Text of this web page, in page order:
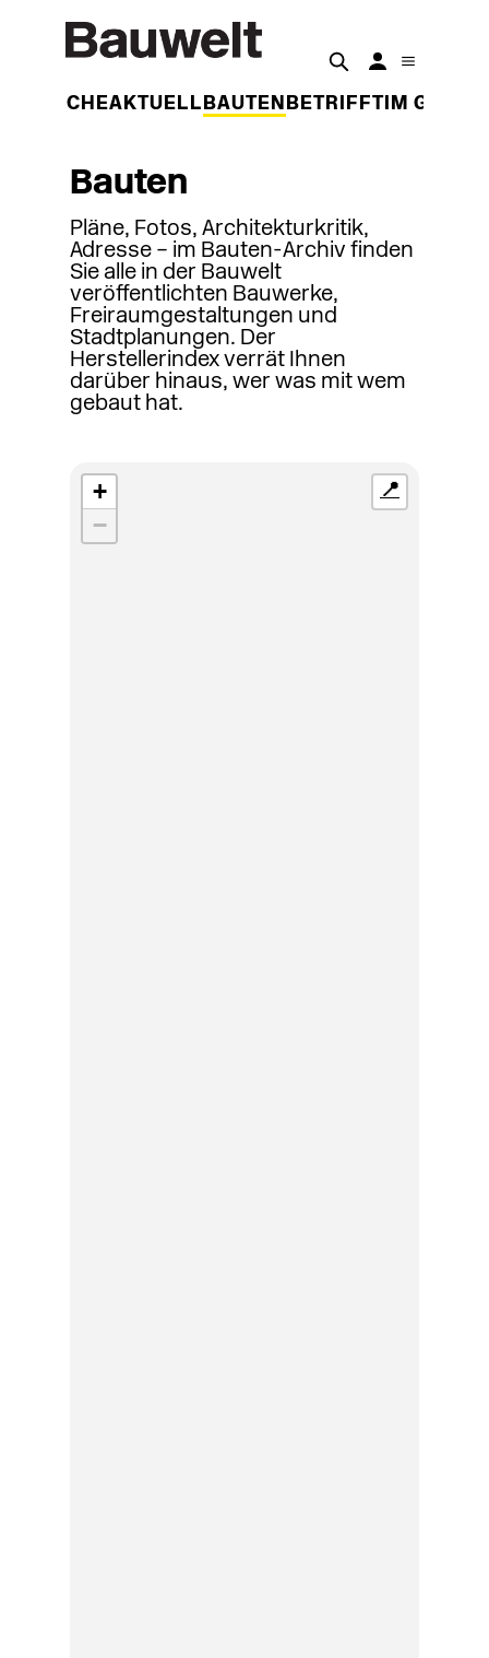
WOCHEAKTUELL BAUTEN BETRIFFT IM
Bauten
Pläne, Fotos, Architekturkritik,
Adresse – im Bauten-Archiv finden
Sie alle in der Bauwelt
veröffentlichten Bauwerke,
Freiraumgestaltungen und
Stadtplanungen. Der
Herstellerindex verrät Ihnen
darüber hinaus, wer was mit wem
gebaut hat.
+
−
📍